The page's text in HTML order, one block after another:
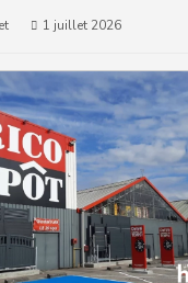
1 juillet 2026